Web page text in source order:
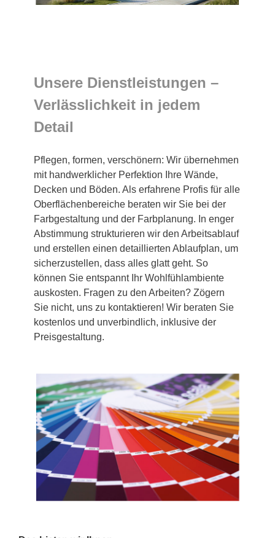
Unsere Dienstleistungen –
Verlässlichkeit in jedem
Detail
Pflegen, formen, verschönern: Wir übernehmen
mit handwerklicher Perfektion Ihre Wände,
Decken und Böden. Als erfahrene Profis für alle
Oberflächenbereiche beraten wir Sie bei der
Farbgestaltung und der Farbplanung. In enger
Abstimmung strukturieren wir den Arbeitsablauf
und erstellen einen detaillierten Ablaufplan, um
sicherzustellen, dass alles glatt geht. So
können Sie entspannt Ihr Wohlfühlambiente
auskosten. Fragen zu den Arbeiten? Zögern
Sie nicht, uns zu kontaktieren! Wir beraten Sie
kostenlos und unverbindlich, inklusive der
Preisgestaltung.